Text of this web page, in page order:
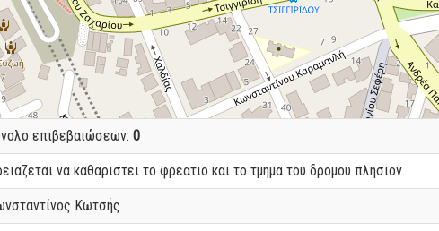
επιβεβαιώσεων: 0
να καθαριστει το φρεατιο και το τμημα του δρομου πλησιον.
Κωτσής